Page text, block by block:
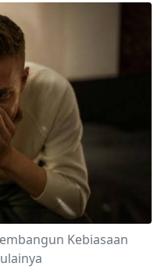
Kebiasaan